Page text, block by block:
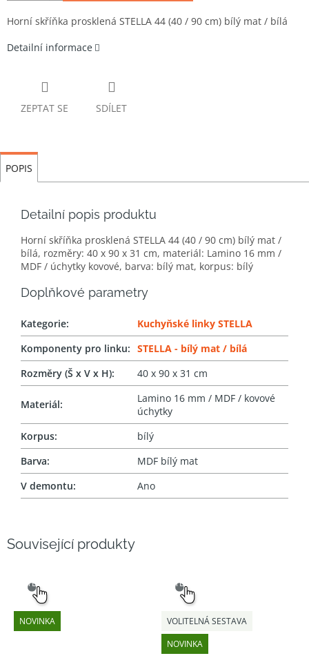
Horní skříňka prosklená STELLA 44 (40 / 90 cm) bílý mat / bílá
Detailní informace
ZEPTAT SE SDÍLET
Související produkty
NOVINKA
VÝBĚR
NOVINKA
VOLITELNÁ SESTAVA
VÝBĚR
POPIS
Detailní popis produktu
Horní skříňka prosklená STELLA 44 (40 / 90 cm) bílý mat /
bílá, rozměry: 40 x 90 x 31 cm, materiál: Lamino 16 mm /
MDF / úchytky kovové, barva: bílý mat, korpus: bílý
Doplňkové parametry
Kategorie:
Kuchyňské linky STELLA
Komponenty pro linku: STELLA - bílý mat / bílá
Rozměry (Š x V x H): 40 x 90 x 31 cm
Materiál:
Lamino 16 mm / MDF / kovové
úchytky
Korpus:
bílý
Barva:
MDF bílý mat
V demontu: Ano